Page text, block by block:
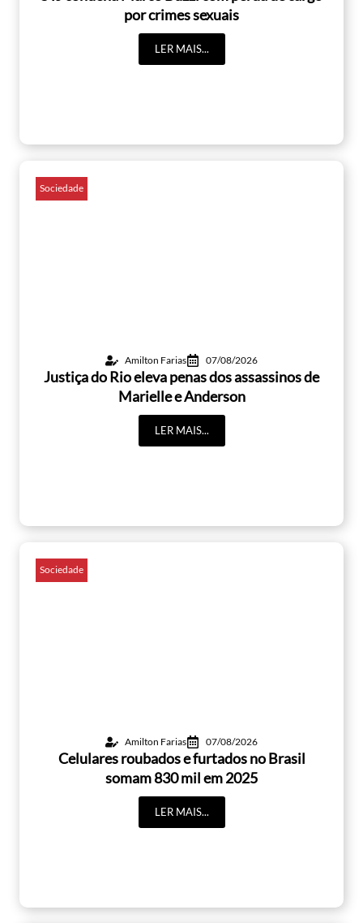
por crimes sexuais
LER MAIS...
Sociedade
Amilton Farias 07/08/2026
Justiça do Rio eleva penas dos assassinos de
Marielle e Anderson
LER MAIS...
Sociedade
Amilton Farias 07/08/2026
Celulares roubados e furtados no Brasil
somam 830 mil em 2025
LER MAIS...